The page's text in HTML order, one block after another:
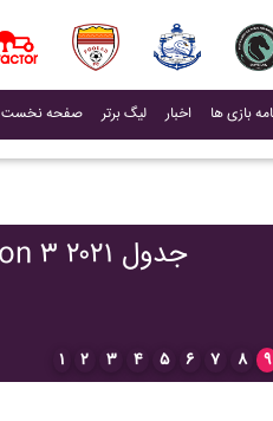
صفحه نخست لیگ برتر اخبار(current)
League Division ۳ ۲۰۲۱ جدول
۱ ۲ ۳ ۴ ۵ ۶ ۷ ۸ ۹